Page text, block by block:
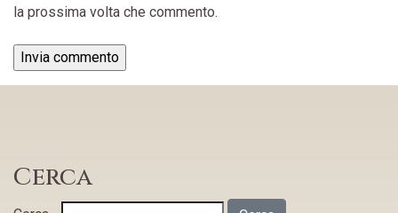
la prossima volta che commento.
Cerca